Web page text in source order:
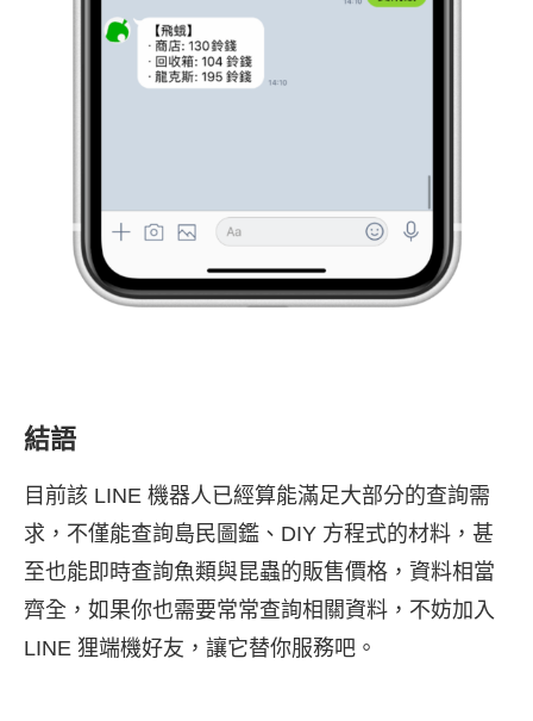
結語
目前該 LINE 機器人已經算能滿足大部分的查詢需
求，不僅能查詢島民圖鑑、DIY 方程式的材料，甚
至也能即時查詢魚類與昆蟲的販售價格，資料相當
齊全，如果你也需要常常查詢相關資料，不妨加入
LINE 狸端機好友，讓它替你服務吧。